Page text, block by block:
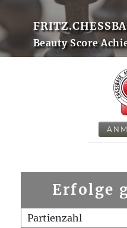
Beauty Score
Erfolge
Partienzahl